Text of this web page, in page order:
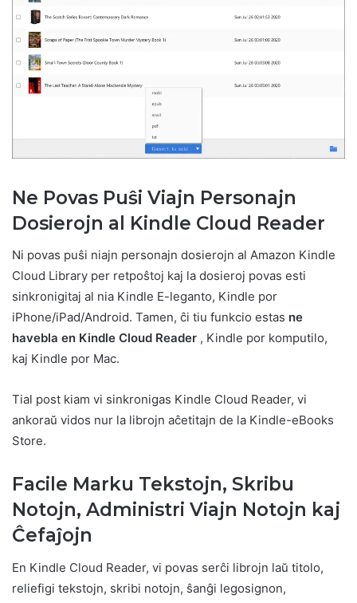
Ne Povas Puŝi Viajn Personajn
Dosierojn al Kindle Cloud Reader
Ni povas puŝi niajn personajn dosierojn al Amazon Kindle
Cloud Library per retpoŝtoj kaj la dosieroj povas esti
sinkronigitaj al nia Kindle E-leganto, Kindle por
iPhone/iPad/Android. Tamen, ĉi tiu funkcio estas ne
havebla en Kindle Cloud Reader , Kindle por komputilo,
kaj Kindle por Mac.
Tial post kiam vi sinkronigas Kindle Cloud Reader, vi
ankoraŭ vidos nur la librojn aĉetitajn de la Kindle-eBooks
Store.
Facile Marku Tekstojn, Skribu
Notojn, Administri Viajn Notojn kaj
Ĉefaĵojn
En Kindle Cloud Reader, vi povas serĉi librojn laŭ titolo,
reliefigi tekstojn, skribi notojn, ŝanĝi legosignon,